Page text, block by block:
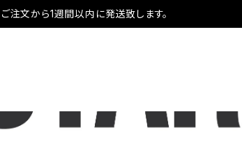
ご注文から1週間以内に発送致します。